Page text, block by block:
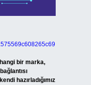
bir marka,
hazırladığımız